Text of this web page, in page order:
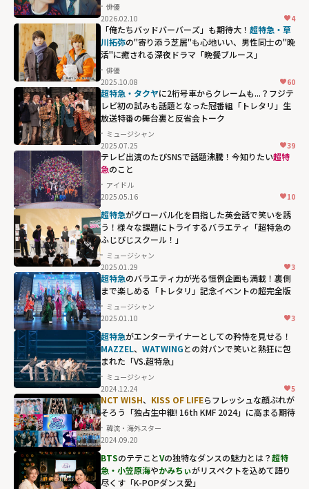
鶴 and 亀の映画
限定ユニット活
動にも視線が集
まる「純愛上
等！」"
width="304"
height="203"
loading="lazy"
fetchpriority="h
igh">
俳優
2026.02.10
4
「俺たちバッドバーバーズ」も期待大！ 超特急・草
川拓弥の"寄り添う芝居"も心地いい、男性同士の"晩
活"に癒される深夜ドラマ「晩餐ブルース」
俳優
2025.10.08
60
超特急・タクヤに2桁号車からクレームも...？フジテ
レビ初の試みも話題となった冠番組「トレタリ」生
放送特番の舞台裏と反省会トーク
ミュージシャン
2025.07.25
39
テレビ出演のたびSNSで話題沸騰！今知りたい超特
急のこと
アイドル
2025.05.16
10
超特急がグローバル化を目指した英会話で笑いを誘
う！様々な課題にトライするバラエティ「超特急の
ふじびじスクール！」
ミュージシャン
2025.01.29
3
超特急のバラエティ力が光る恒例企画も満載！裏側
まで楽しめる「トレタリ」記念イベントの超完全版
ミュージシャン
2025.01.10
3
超特急がエンターテイナーとしての矜恃を見せる！
MAZZEL、 WATWINGとの対バンで笑いと熱狂に包
まれた「VS.超特急」
ミュージシャン
2024.12.24
5
NCT WISH、 KISS OF LIFEらフレッシュな顔ぶれが
そろう「独占生中継! 16th KMF 2024」に高まる期待
韓流・海外スター
2024.09.20
BTSのテテことVの独特なダンスの魅力とは？超特
急・小笠原海やかみちぃがリスペクトを込めて語り
尽くす「K-POPダンス愛」